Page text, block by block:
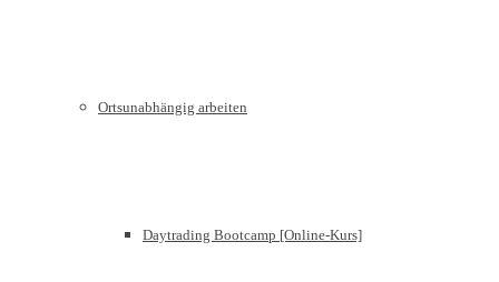
Ortsunabhängig arbeiten
Daytrading Bootcamp [Online-Kurs]